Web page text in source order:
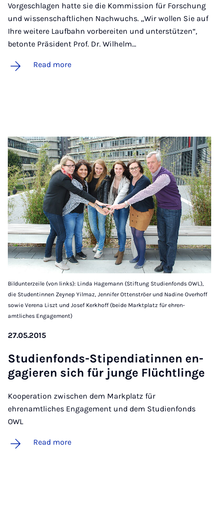
Vorgeschlagen hatte sie die Kommission für Forschung
und wissenschaftlichen Nachwuchs. „Wir wollen Sie auf
Ihre weitere Laufbahn vorbereiten und unterstützen“,
betonte Präsident Prof. Dr. Wilhelm…
Read more
Bildunterzeile (von links): Linda Hagemann (Stiftung Studienfonds OWL),
die Studentinnen Zeynep Yilmaz, Jennifer Ottenströer und Nadine Overhoff
sowie Verena Liszt und Josef Kerkhoff (beide Marktplatz für ehren-
amtliches Engagement)
27.05.2015
Stud­i­en­fonds-Sti­pen­di­a­t­innen en­
ga­gier­en sich für junge Flücht­linge
Kooperation zwischen dem Markplatz für
ehrenamtliches Engagement und dem Studienfonds
OWL
Read more